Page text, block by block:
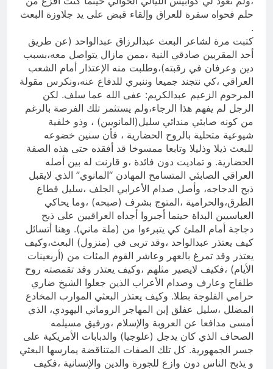
حلم فحواه سفرة للعراق وإلقاء قبض على يد جلاوزة البعث
.
كتبت مرة لشاعر البعث عبدالرزاق عبدالواحد (عن طريق
أحد المقربين صادقي النية ،ممن مازال يتواصل معه،بسبب
دين وعرفان في رقبته)،وطلبت منه الإعتذار أمام الشعب
العراقي ،كي نتجند جميعا وننبري للدفاع عنه،ونكرس مقولة
المرحوم الزعيم عبدالكريم: عفى الله عما سلف. لكن
الرجل لم يفهم هذا الرجاء،ولم يستثمر تلك الفرصة بالرغم
من كونه صابئي مندائي سليل(المانويين) ، وذو خلفية
شيوعية متحلية بالروح الحضارية ، فأن سنين خضوعه
للبعث ذيلا وذليلا وتابعا ممسوخا قد أفقده حتى هذه الصفة
الحضارية. و تماديت دون فائدة ،و قارنت له بين أصله
العراقي الصابئي المتسامح المهادن “المانوي” الذي لايقبل
ذبح الدجاجه، وأصل صدام الأعرابي الجلف ،سليل قطاع
الطرق،والحرامية ،المتوج بشرف (صبحه) ،وما يحاكي
العباسيين البداة حينما أجبروا أجداه العراقيين على ذبح
دجاجة أمام الملئ كي يتبرءوا من (ملة ماني). وهنا أتسائل
كيف يعتذر عبدالواحد ،وقد تربى في (منزول) البعث،وكيف
يعتذر وقد تمرغ بالعهر وعاشر القوم المئات من (أربعينات
الأيام) ،فكيف لايصير مثلهم ،وكيف يعتذر وقد تقمصته روح
طلفاح وعارف وصدام الأعراب الذين جعلوا الشيخ ضاري
حرامي الفلوجة بطلا. وكيف يعتذر البعثي الموارب المخادع
المضلل ،سليل عفلق إبن المهاجر الروماني اليهودي، الذي
أمسى مدافعا عن العروبة والإسلام ،ورفيق مسيلمه
الصحاف الذي كان يدجل (علوجيا) والدبابات الأمريكية على
جسر الجمهورية. كل تلك الصفات المتناقضة يمارسها البعثي
و يذبح الناس دون وازع للجورة والدين والإنسانية ،فكيف